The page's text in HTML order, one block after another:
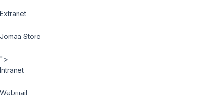
Extranet
Jomaa Store
">
Intranet
Webmail